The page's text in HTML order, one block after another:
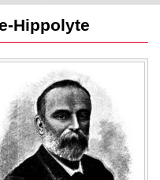
Hippolyte